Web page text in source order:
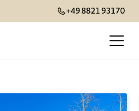
+49 8821 93170